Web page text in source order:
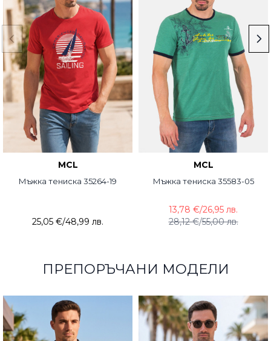
MCL
Мъжка тениска 35264-19
25,05 €/48,99 лв.
MCL
Мъжка тениска 35583-05
28,12 €/55,00 лв.
13,78 €/26,95 лв.
ПРЕПОРЪЧАНИ МОДЕЛИ